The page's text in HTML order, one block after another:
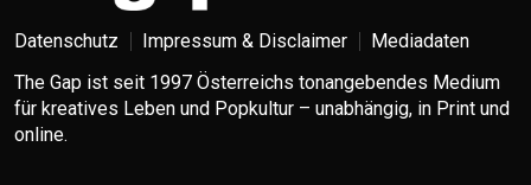
Datenschutz Impressum & Disclaimer
Mediadaten
The Gap ist seit 1997 Österreichs tonangebendes Medium
für kreatives Leben und Popkultur – unabhängig, in Print und
online.